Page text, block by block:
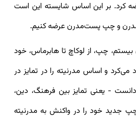
کرد. بر این اساس شایسته این است
و چپ پست‌مدرن عرضه کنیم.
بیستم، چپ، از لوکاچ تا هابرماس، خود
می‌کرد و اساس مدرنیته را در تمایز در
- یعنی تمایز بین فرهنگ، دین،
جدید خود را در واکنش به مدرنیته